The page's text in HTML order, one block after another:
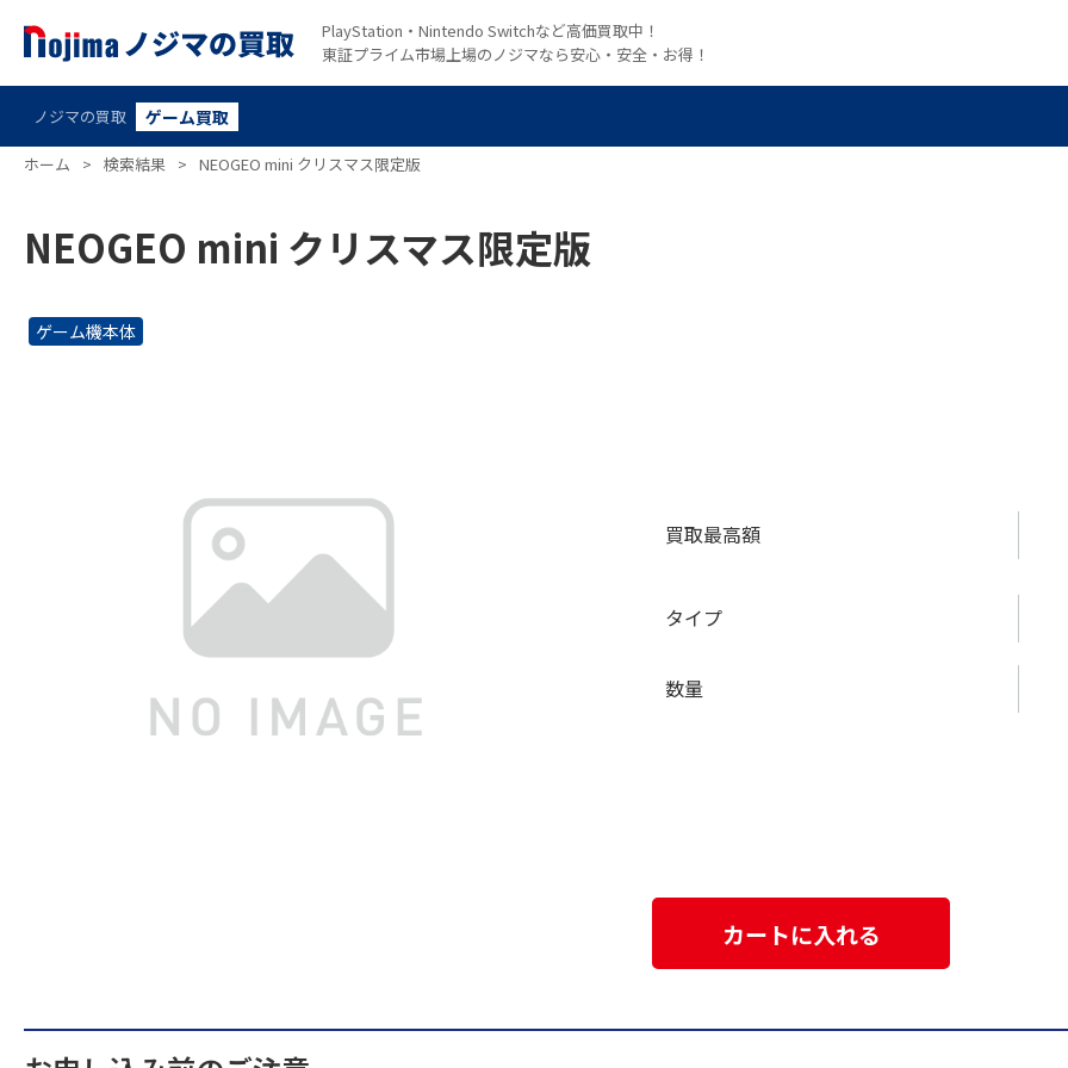
PlayStation・Nintendo Switchなど高価買取中！
東証プライム市場上場のノジマなら安心・安全・お得！
ノジマの買取 ゲーム買取
ホーム > 検索結果 > NEOGEO mini クリスマス限定版
NEOGEO mini クリスマス限定版
ゲーム機本体
買取最高額
タイプ
数量
カートに入れる